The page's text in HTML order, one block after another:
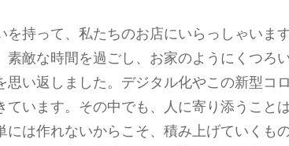
持って、私たちのお店にいらっしゃいま
素敵な時間を過ごし、お家のようにくつろ
思い返しました。デジタル化やこの新型コ
ています。その中でも、人に寄り添うこと
には作れないからこそ、積み上げていくも